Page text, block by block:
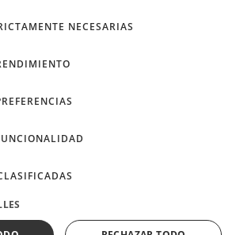
© 2026 Diners Club Ecuador.
NECESARIAS